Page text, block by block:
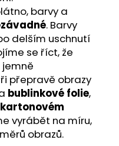
barvy a
. Barvy
delším uschnutí
se říct, že
přepravě obrazy
bublinkové folie,
vyrábět na míru,
obrazů.